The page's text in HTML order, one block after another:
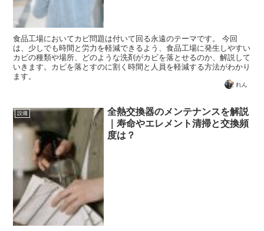
食品工場においてカビ問題は付いて回る永遠のテーマです。 今回
は、少しでも時間と労力を軽減できるよう、食品工場に発生しやすい
カビの種類や場所、どのような洗剤がカビを落とせるのか、解説して
いきます。カビを落とすのに割く時間と人員を軽減する方法がわかり
ます。
れん
設備
全熱交換器のメンテナンスを解説
｜寿命やエレメント清掃と交換頻
度は？